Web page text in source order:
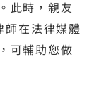
此時，親友
在法律媒體
可輔助您做